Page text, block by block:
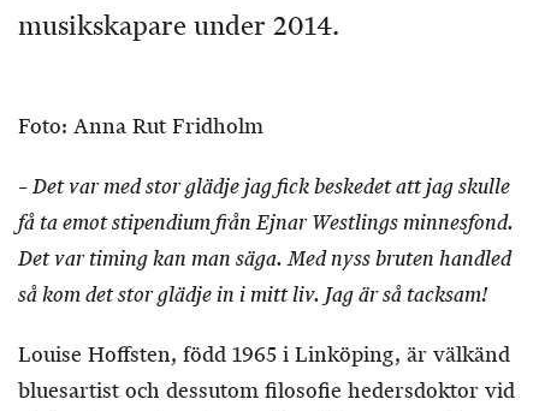
musikskapare under 2014.
Foto: Anna Rut Fridholm
– Det var med stor glädje jag fick beskedet att jag skulle
få ta emot stipendium från Ejnar Westlings minnesfond.
Det var timing kan man säga. Med nyss bruten handled
så kom det stor glädje in i mitt liv. Jag är så tacksam!
Louise Hoffsten, född 1965 i Linköping, är välkänd
bluesartist och dessutom filosofie hedersdoktor vid